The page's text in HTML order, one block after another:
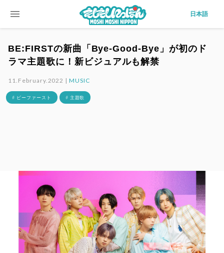
menu 日本語
BE:FIRSTの新曲「Bye-Good-Bye」が初のド
ラマ主題歌に！新ビジュアルも解禁
11.February.2022 |MUSIC
# ビーファースト # 主題歌